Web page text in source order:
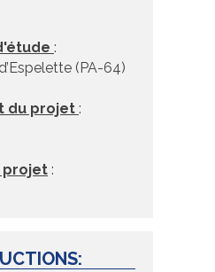
:
(PA-64)
du projet :
projet :